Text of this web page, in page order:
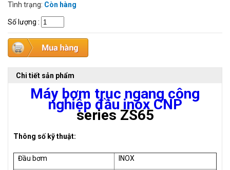
Tình trạng: Còn hàng
Số lượng :
Chi tiết sản phẩm
Máy bơm trục ngang công
nghiệp đầu inox CNP
series ZS65
Thông số kỹ thuật:
Đầu bơm
INOX